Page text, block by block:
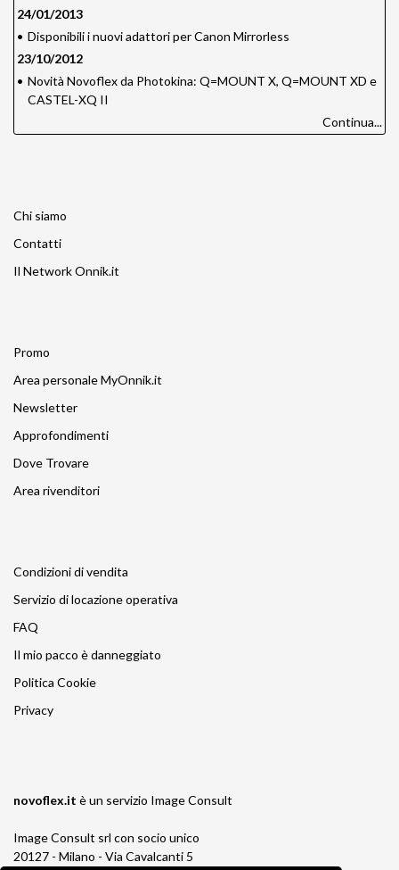
24/01/2013
• Disponibili i nuovi adattori per Canon Mirrorless
23/10/2012
• Novità Novoflex da Photokina: Q=MOUNT X, Q=MOUNT XD e
CASTEL-XQ II
Continua...
Chi siamo
Contatti
Il Network Onnik.it
Promo
Area personale MyOnnik.it
Newsletter
Approfondimenti
Dove Trovare
Area rivenditori
Condizioni di vendita
Servizio di locazione operativa
FAQ
Il mio pacco è danneggiato
Politica Cookie
Privacy
novoflex.it è un servizio Image Consult
Image Consult srl con socio unico
20127 - Milano - Via Cavalcanti 5